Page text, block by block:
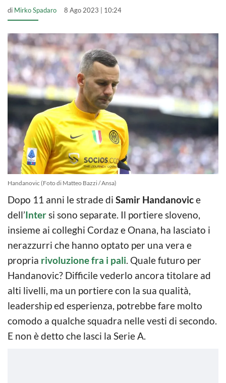
di Mirko Spadaro 8 Ago 2023 | 10:24
Handanovic (Foto di Matteo Bazzi / Ansa)
Dopo 11 anni le strade di Samir Handanovice
dell’Intersi sono separate. Il portiere sloveno,
insieme ai colleghi Cordaz e Onana, ha lasciato i
nerazzurri che hanno optato per una vera e
propria rivoluzione fra i pali. Quale futuro per
Handanovic? Difficile vederlo ancora titolare ad
alti livelli, ma un portiere con la sua qualità,
leadership ed esperienza, potrebbe fare molto
comodo a qualche squadra nelle vesti di secondo.
E non è detto che lasci la Serie A.